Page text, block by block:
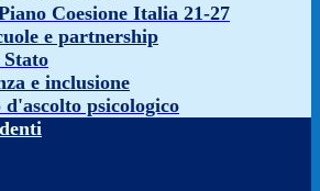
Coesione Italia 21-27
e partnership
e inclusione
d'ascolto psicologico